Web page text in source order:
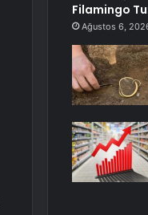
Filamingo
Ağustos 6,